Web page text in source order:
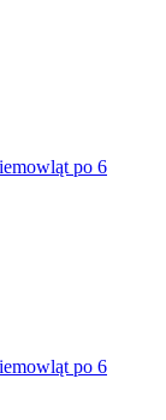
po 6
po 6